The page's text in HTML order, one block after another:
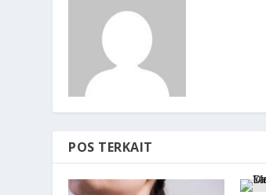
POS TERKAIT